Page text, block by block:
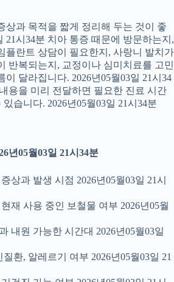
상과 목적을 짧게 정리해 두는 것이 좋
21시34분 치아 통증 때문에 방문하는지,
플란트 상담이 필요한지, 사랑니 발치가
반복되는지, 교정이나 심미치료를 고민
달라집니다. 2026년05월03일 21시34
용을 미리 전달하면 필요한 진료 시간
습니다. 2026년05월03일 21시34분
년05월03일 21시34분
상과 발생 시점 2026년05월03일 21시
재 사용 중인 보철물 여부 2026년05월
내원 가능한 시간대 2026년05월03일
환, 알레르기 여부 2026년05월03일 21